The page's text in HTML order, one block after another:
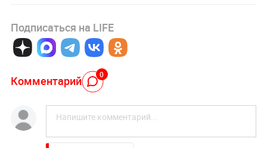
Подписаться на LIFE
Комментарий 0